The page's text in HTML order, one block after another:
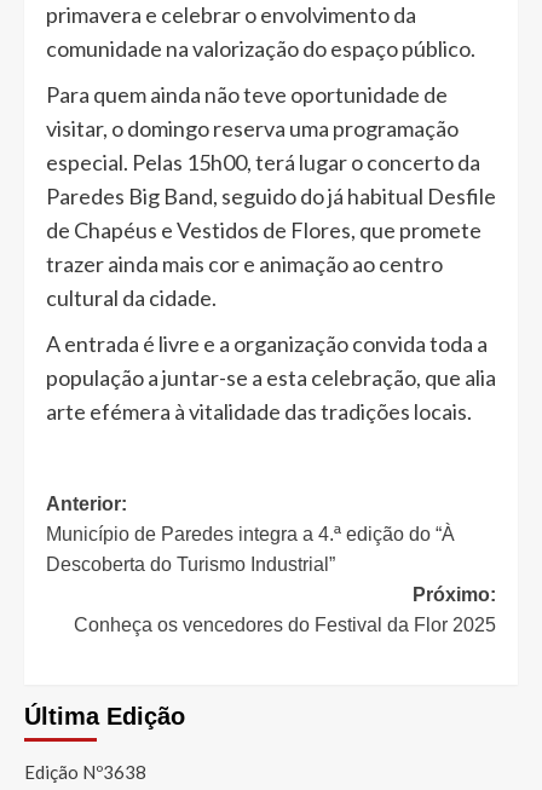
primavera e celebrar o envolvimento da
comunidade na valorização do espaço público.
Para quem ainda não teve oportunidade de
visitar, o domingo reserva uma programação
especial. Pelas 15h00, terá lugar o concerto da
Paredes Big Band, seguido do já habitual Desfile
de Chapéus e Vestidos de Flores, que promete
trazer ainda mais cor e animação ao centro
cultural da cidade.
A entrada é livre e a organização convida toda a
população a juntar-se a esta celebração, que alia
arte efémera à vitalidade das tradições locais.
Navegação
de
Anterior:
Município de Paredes integra a 4.ª edição do “À
Descoberta do Turismo Industrial”
Próximo:
Conheça os vencedores do Festival da Flor 2025
Última Edição
Edição Nº3638